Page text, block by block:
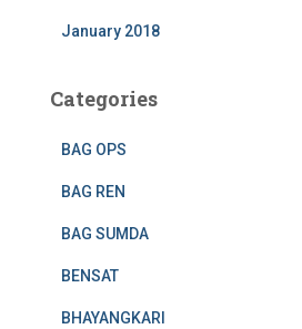
January 2018
Categories
BAG OPS
BAG REN
BAG SUMDA
BENSAT
BHAYANGKARI